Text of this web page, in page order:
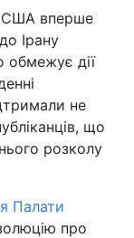
США вперше
Ірану
обмежує дії
не
що
розколу
Палати
про